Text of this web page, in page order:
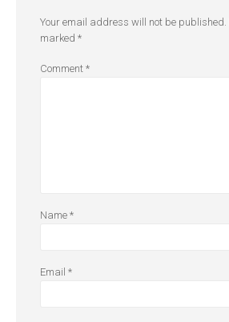
Your email address will not be published.
marked *
Comment *
Name *
Email *